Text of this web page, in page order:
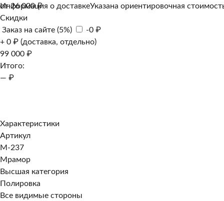
Информация о доставкеУказана ориентировочная
от 26 000 ₽
Скидки
Заказ на сайте (5%)
-0 ₽
+ 0 ₽ (доставка, отдельно)
99 000 ₽
Итого:
— ₽
Характеристики
Артикул
M-237
Мрамор
Высшая категория
Полировка
Все видимые стороны